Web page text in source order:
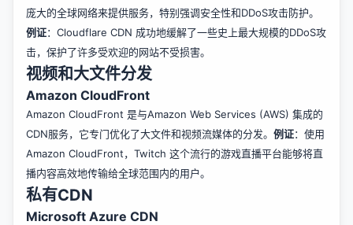
庞大的全球网络来提供服务，特别强调安全性和DDoS攻击防护。
例证：Cloudflare CDN 成功地缓解了一些史上最大规模的DDoS攻
击，保护了许多受欢迎的网站不受损害。
视频和大文件分发
Amazon CloudFront
Amazon CloudFront 是与Amazon Web Services (AWS) 集成的
CDN服务，它专门优化了大文件和视频流媒体的分发。 例证：使用
Amazon CloudFront，Twitch 这个流行的游戏直播平台能够将直
播内容高效地传输给全球范围内的用户。
私有CDN
Microsoft Azure CDN